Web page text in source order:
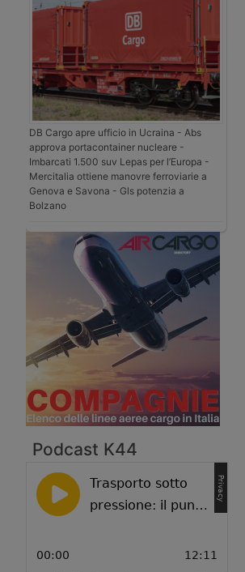
DB Cargo apre ufficio in Ucraina - Abs
approva portacontainer nucleare -
Imbarcati 1.500 suv Lepas per l’Europa -
Mercitalia ottiene manovre ferroviarie a
Genova e Savona - Gls potenzia a
Bolzano
Podcast K44